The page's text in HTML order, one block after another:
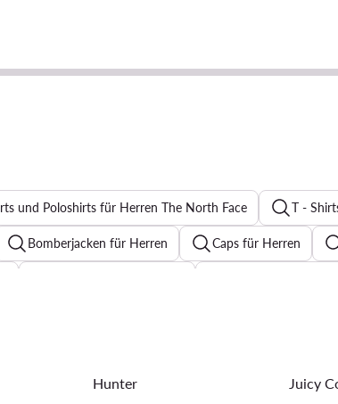
und Poloshirts für Herren The North Face T -
Bomberjacken für Herren Caps für Herren
DC Schuhe Herren
Hunter Juicy